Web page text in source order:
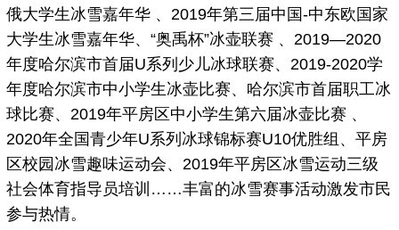
俄大学生冰雪嘉年华 、2019年第三届中国-中东欧国家
大学生冰雪嘉年华、“奥禹杯”冰壶联赛 、2019—2020
年度哈尔滨市首届U系列少儿冰球联赛、2019-2020学
年度哈尔滨市中小学生冰壶比赛、哈尔滨市首届职工冰
球比赛、2019年平房区中小学生第六届冰壶比赛 、
2020年全国青少年U系列冰球锦标赛U10优胜组、平房
区校园冰雪趣味运动会、2019年平房区冰雪运动三级
社会体育指导员培训……丰富的冰雪赛事活动激发市民
参与热情。